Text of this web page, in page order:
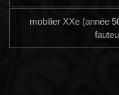
mobilier XXe (année